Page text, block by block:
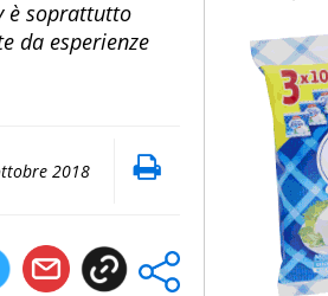
è soprattutto
da esperienze
2018